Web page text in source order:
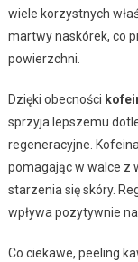
wiele korzystnych
martwy naskórek, co
powierzchni.
Dzięki obecności
sprzyja lepszemu
regeneracyjne.
pomagając w walce z
starzenia się skóry.
wpływa pozytywnie
Co ciekawe, peeling